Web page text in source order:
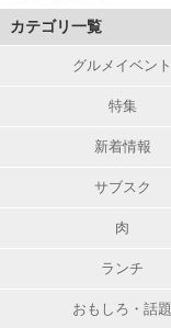
カテゴリ一覧
グルメイベント
特集
新着情報
サブスク
肉
ランチ
おもしろ・話題